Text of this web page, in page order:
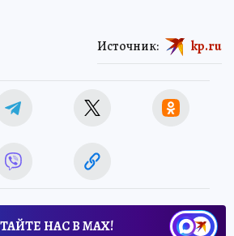
Источник: kp.ru
НАС В МАХ!